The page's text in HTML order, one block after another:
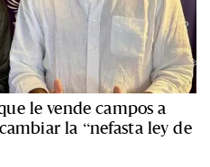
le vende campos a
la “nefasta ley de